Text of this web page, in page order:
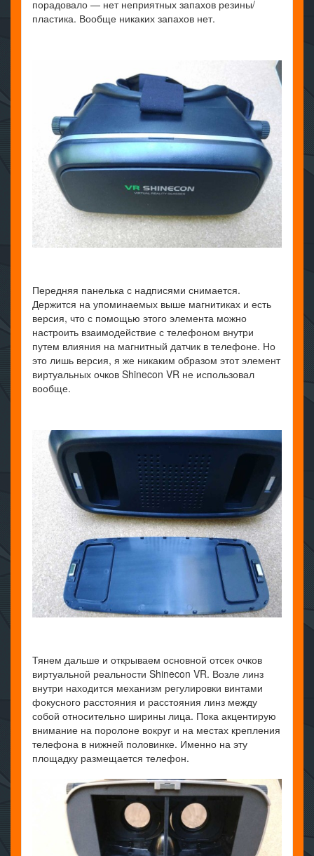
порадовало — нет неприятных запахов резины/
пластика. Вообще никаких запахов нет.
Передняя панелька с надписями снимается.
Держится на упоминаемых выше магнитиках и есть
версия, что с помощью этого элемента можно
настроить взаимодействие с телефоном внутри
путем влияния на магнитный датчик в телефоне. Но
это лишь версия, я же никаким образом этот элемент
виртуальных очков Shinecon VR не использовал
вообще.
Тянем дальше и открываем основной отсек очков
виртуальной реальности Shinecon VR. Возле линз
внутри находится механизм регулировки винтами
фокусного расстояния и расстояния линз между
собой относительно ширины лица. Пока акцентирую
внимание на поролоне вокруг и на местах крепления
телефона в нижней половинке. Именно на эту
площадку размещается телефон.